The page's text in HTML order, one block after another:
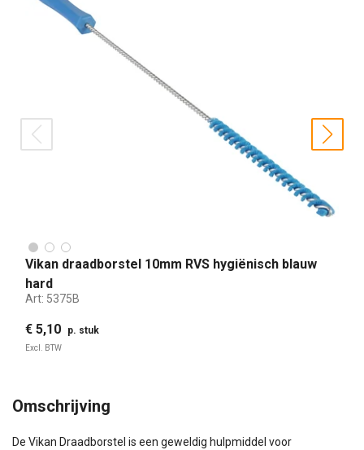
Vikan draadborstel 10mm RVS hygiënisch blauw
hard
Art: 5375B
€ 5,10 p. stuk
Excl. BTW
prev next
Omschrijving
De Vikan Draadborstel is een geweldig hulpmiddel voor